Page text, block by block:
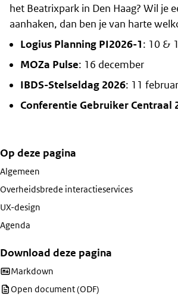
het Beatrixpark in Den Haag? Wil je
aanhaken, dan ben je van harte
Logius Planning PI2026-1: 10 &
MOZa Pulse: 16 december
IBDS-Stelseldag 2026: 11
Conferentie Gebruiker Centraal
Op deze pagina
Algemeen
Overheidsbrede interactieservices
UX-design
Agenda
Download deze pagina
Download deze pagina als
Markdown
Download deze pagina als
Open document (ODF)